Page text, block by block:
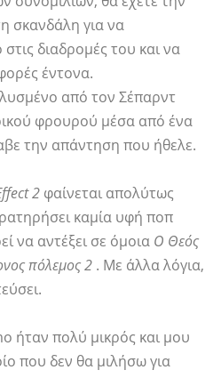
σκανδάλη για να
διαδρομές του και να
έντονα.
από τον Σέπαρντ
φρουρού μέσα από ένα
την απάντηση που ήθελε.
2 φαίνεται απολύτως
καμία υφή ποπ
να αντέξει σε όμοια Ο Θεός
πόλεμος 2 . Με άλλα λόγια,
ήταν πολύ μικρός και μου
που δεν θα μιλήσω για